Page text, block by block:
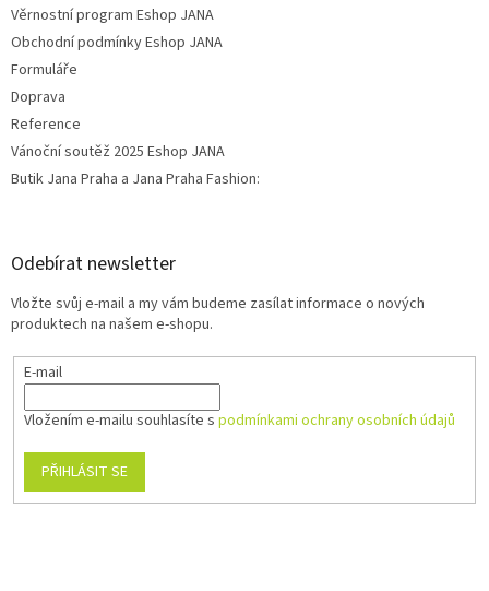
Věrnostní program Eshop JANA
Obchodní podmínky Eshop JANA
Formuláře
Doprava
Reference
Vánoční soutěž 2025 Eshop JANA
Butik Jana Praha a Jana Praha Fashion:
Odebírat newsletter
Vložte svůj e-mail a my vám budeme zasílat informace o nových
produktech na našem e-shopu.
E-mail
Vložením e-mailu souhlasíte s podmínkami ochrany osobních údajů
PŘIHLÁSIT SE